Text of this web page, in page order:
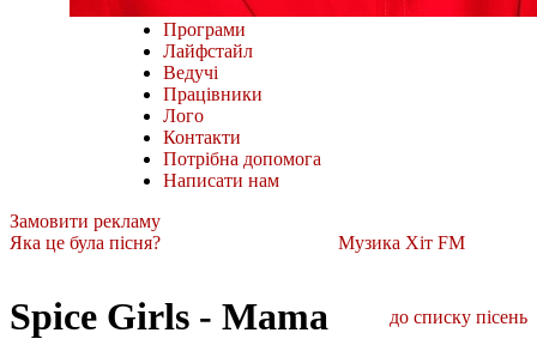
Як слухати онлайн
Програми
Лайфстайл
Ведучі
Працівники
Лого
Контакти
Потрібна допомога
Написати нам
Замовити рекламу
Яка це була пісня?
Музика Хіт FM
Spice Girls - Mama до списку пісень